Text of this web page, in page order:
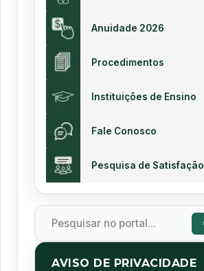
Anuidade 2026
Procedimentos
Instituições de Ensino
Fale Conosco
Pesquisa de Satisfação
AVISO DE PRIVACIDADE